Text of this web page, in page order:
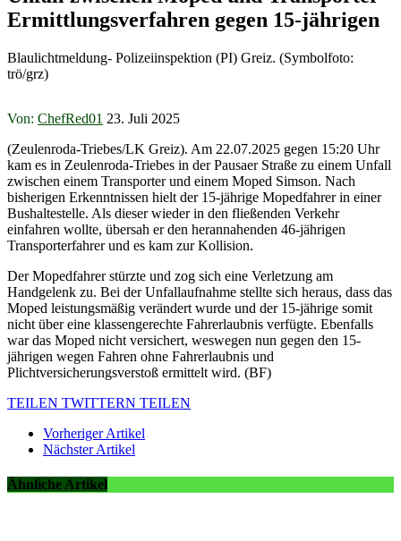
Ermittlungsverfahren gegen 15-jährigen
Blaulichtmeldung- Polizeiinspektion (PI) Greiz. (Symbolfoto:
trö/grz)
Von: ChefRed01 23. Juli 2025
(Zeulenroda-Triebes/LK Greiz). Am 22.07.2025 gegen 15:20 Uhr
kam es in Zeulenroda-Triebes in der Pausaer Straße zu einem Unfall
zwischen einem Transporter und einem Moped Simson. Nach
bisherigen Erkenntnissen hielt der 15-jährige Mopedfahrer in einer
Bushaltestelle. Als dieser wieder in den fließenden Verkehr
einfahren wollte, übersah er den herannahenden 46-jährigen
Transporterfahrer und es kam zur Kollision.
Der Mopedfahrer stürzte und zog sich eine Verletzung am
Handgelenk zu. Bei der Unfallaufnahme stellte sich heraus, dass das
Moped leistungsmäßig verändert wurde und der 15-jährige somit
nicht über eine klassengerechte Fahrerlaubnis verfügte. Ebenfalls
war das Moped nicht versichert, weswegen nun gegen den 15-
jährigen wegen Fahren ohne Fahrerlaubnis und
Plichtversicherungsverstoß ermittelt wird. (BF)
TEILEN TWITTERN TEILEN
Vorheriger Artikel
Nächster Artikel
Ähnliche Artikel